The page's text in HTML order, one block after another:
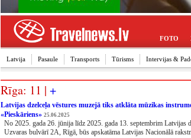
FOTO
Latvija Pasaule Transports Tūrisms Intervijas &
Rīga: 11 | +
Latvijas dzelceļa vēstures muzejā tiks atklāta mūzikas
«Pieskāriens» 25.06.2025
No 2025. gada 26. jūnija līdz 2025. gada 13. septembrim Latvijas
Uzvaras bulvārī 2A, Rīgā, būs apskatāma Latvijas Nacionālā